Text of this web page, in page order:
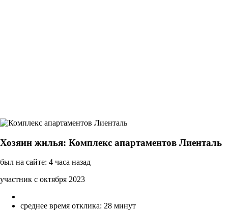
Хозяин жилья: Комплекс апартаментов Лиенталь
был на сайте: 4 часа назад
участник с октября 2023
среднее время отклика: 28 минут